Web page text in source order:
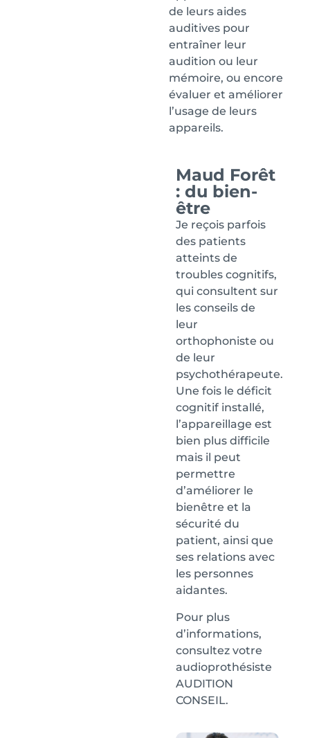
de leurs aides
auditives pour
entraîner leur
audition ou leur
mémoire, ou encore
évaluer et améliorer
l’usage de leurs
appareils.
Maud Forêt
: du bien-
être
Je reçois parfois
des patients
atteints de
troubles cognitifs,
qui consultent sur
les conseils de
leur
orthophoniste ou
de leur
psychothérapeute.
Une fois le déficit
cognitif installé,
l’appareillage est
bien plus difficile
mais il peut
permettre
d’améliorer le
bienêtre et la
sécurité du
patient, ainsi que
ses relations avec
les personnes
aidantes.
Pour plus
d’informations,
consultez votre
audioprothésiste
AUDITION
CONSEIL.